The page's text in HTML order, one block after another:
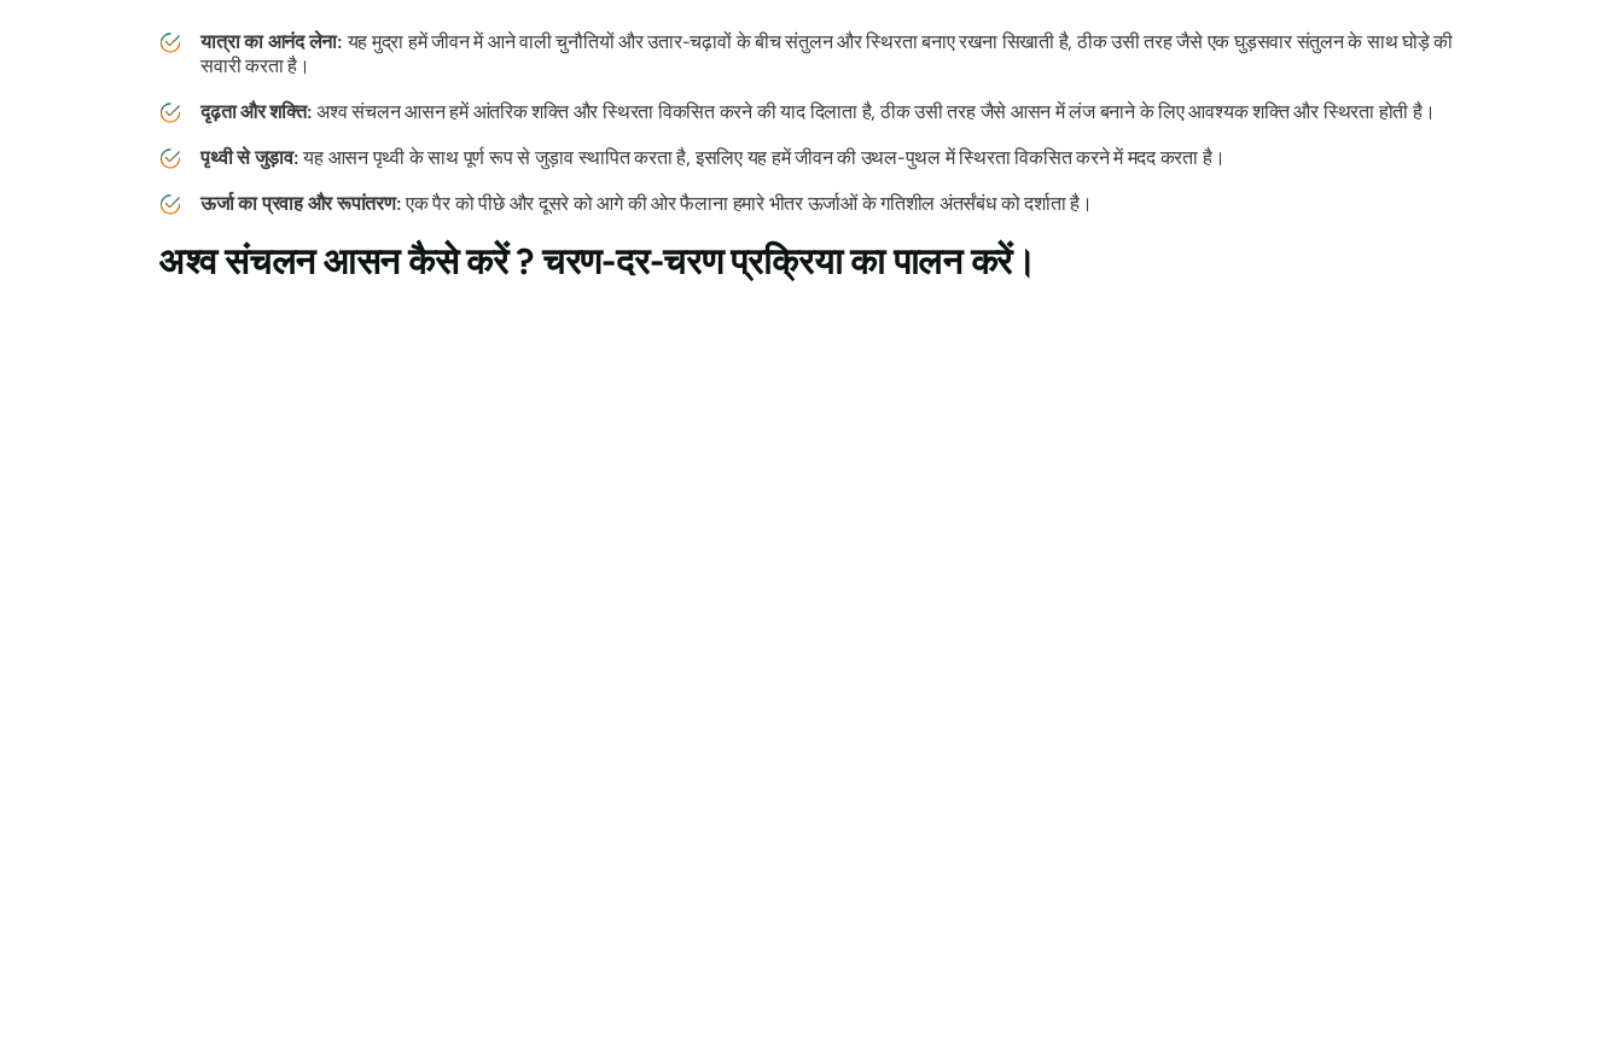
यात्रा का आनंद लेना: यह मुद्रा हमें जीवन में आने वाली चुनौतियों और उतार-चढ़ावों के बीच संतुलन और स्थिरता बनाए रखना सिखाती है, ठीक उसी तरह जैसे एक घुड़सवार संतुलन के साथ घोड़े की
सवारी करता है।
दृढ़ता और शक्ति: अश्व संचलन आसनहमें आंतरिक शक्ति और स्थिरता विकसित करने की याद दिलाता है, ठीक उसी तरह जैसे आसन में लंज बनाने के लिए आवश्यक शक्ति और स्थिरता होती है।
पृथ्वी से जुड़ाव:यह आसन पृथ्वी के साथ पूर्ण रूप से जुड़ाव स्थापित करता है, इसलिए यह हमें जीवन की उथल-पुथल में स्थिरता विकसित करने में मदद करता है।
ऊर्जा का प्रवाह और रूपांतरण:एक पैर को पीछे और दूसरे को आगे की ओर फैलाना हमारे भीतर ऊर्जाओं के गतिशील अंतर्संबंध को दर्शाता है।
अश्व संचलन आसनकैसे करें ? चरण-दर-चरण प्रक्रिया का पालन करें।